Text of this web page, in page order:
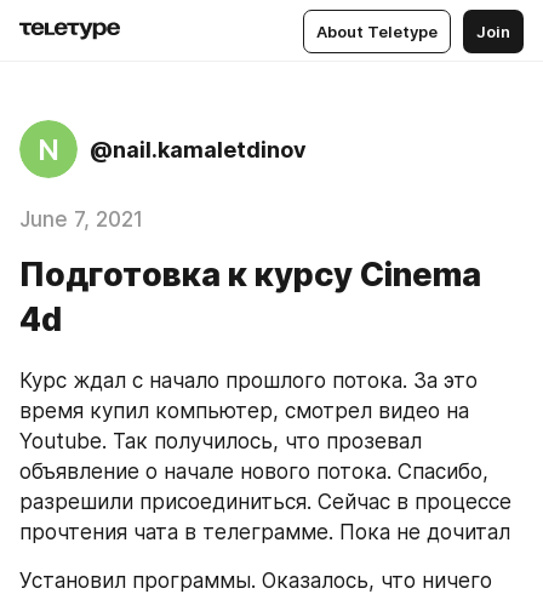
About Teletype Join
N @nail.kamaletdinov
June 7, 2021
Подготовка к курсу Cinema
4d
Курс ждал с начало прошлого потока. За это
время купил компьютер, смотрел видео на
Youtube. Так получилось, что прозевал
объявление о начале нового потока. Спасибо,
разрешили присоединиться. Сейчас в процессе
прочтения чата в телеграмме. Пока не дочитал
Установил программы. Оказалось, что ничего